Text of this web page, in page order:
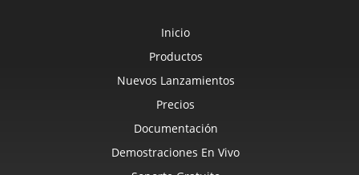
Inicio
Productos
Nuevos Lanzamientos
Precios
Documentación
Demostraciones En Vivo